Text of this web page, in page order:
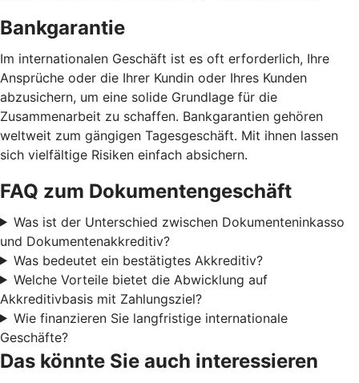
Bankgarantie
Im internationalen Geschäft ist es oft erforderlich, Ihre
Ansprüche oder die Ihrer Kundin oder Ihres Kunden
abzusichern, um eine solide Grundlage für die
Zusammenarbeit zu schaffen. Bankgarantien gehören
weltweit zum gängigen Tagesgeschäft. Mit ihnen lassen
sich vielfältige Risiken einfach absichern.
FAQ zum Dokumentengeschäft
Was ist der Unterschied zwischen Dokumenteninkasso
und Dokumentenakkreditiv?
Was bedeutet ein bestätigtes Akkreditiv?
Welche Vorteile bietet die Abwicklung auf
Akkreditivbasis mit Zahlungsziel?
Wie finanzieren Sie langfristige internationale
Geschäfte?
Das könnte Sie auch interessieren